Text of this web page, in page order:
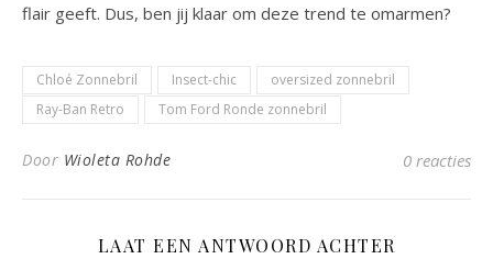
flair geeft. Dus, ben jij klaar om deze trend te omarmen?
Chloé Zonnebril Insect-chic
oversized zonnebril
Ray-Ban Retro
Tom Ford Ronde zonnebril
Door Wioleta Rohde 0 reacties
LAAT EEN ANTWOORD ACHTER